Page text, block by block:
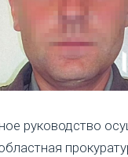
руководство